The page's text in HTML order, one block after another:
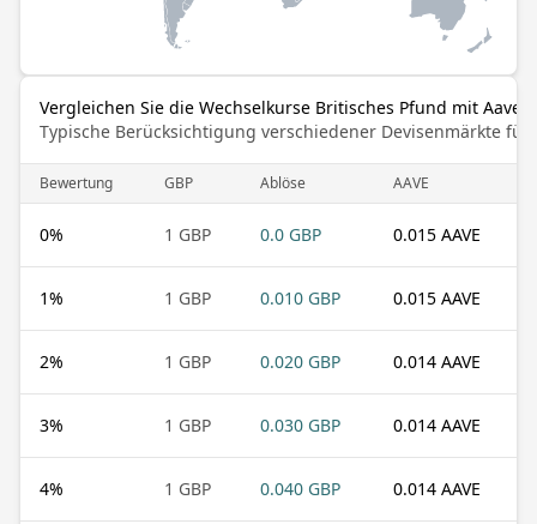
Vergleichen Sie die Wechselkurse Britisches Pfund mit Aave
Typische Berücksichtigung verschiedener Devisenmärkte für
Bewertung GBP Ablöse AAVE
0% 1 GBP 0.0 GBP 0.015 AAVE
1% 1 GBP 0.010 GBP 0.015 AAVE
2% 1 GBP 0.020 GBP 0.014 AAVE
3% 1 GBP 0.030 GBP 0.014 AAVE
4% 1 GBP 0.040 GBP 0.014 AAVE